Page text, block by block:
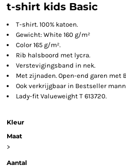
t-shirt kids Basic
T-shirt. 100% katoen.
Gewicht: White 160 g/m²
Color 165 g/m².
Rib halsboord met lycra.
Verstevigingsband in nek.
Met zijnaden. Open-end garen met
Ook verkrijgbaar in Bestseller
Lady-fit Valueweight T 613720.
Kleur
Maat
>
Aantal